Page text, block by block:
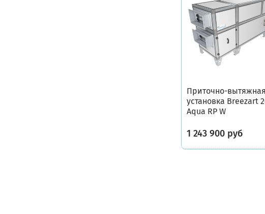
Приточно-вытяжная
установка Breezart
Aqua RP W
1 243 900 руб